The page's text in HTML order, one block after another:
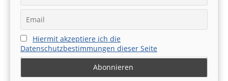
Hiermit akzeptiere ich die
Datenschutzbestimmungen dieser Seite